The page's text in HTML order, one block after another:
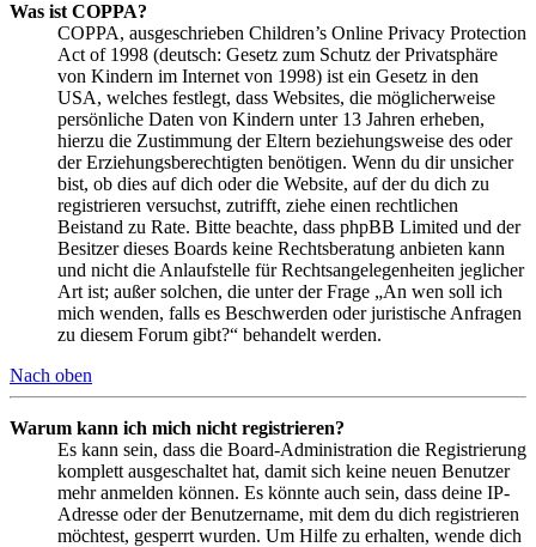
Was ist COPPA?
COPPA, ausgeschrieben Children’s Online Privacy Protection
Act of 1998 (deutsch: Gesetz zum Schutz der Privatsphäre
von Kindern im Internet von 1998) ist ein Gesetz in den
USA, welches festlegt, dass Websites, die möglicherweise
persönliche Daten von Kindern unter 13 Jahren erheben,
hierzu die Zustimmung der Eltern beziehungsweise des oder
der Erziehungsberechtigten benötigen. Wenn du dir unsicher
bist, ob dies auf dich oder die Website, auf der du dich zu
registrieren versuchst, zutrifft, ziehe einen rechtlichen
Beistand zu Rate. Bitte beachte, dass phpBB Limited und der
Besitzer dieses Boards keine Rechtsberatung anbieten kann
und nicht die Anlaufstelle für Rechtsangelegenheiten jeglicher
Art ist; außer solchen, die unter der Frage „An wen soll ich
mich wenden, falls es Beschwerden oder juristische Anfragen
zu diesem Forum gibt?“ behandelt werden.
Nach oben
Warum kann ich mich nicht registrieren?
Es kann sein, dass die Board-Administration die Registrierung
komplett ausgeschaltet hat, damit sich keine neuen Benutzer
mehr anmelden können. Es könnte auch sein, dass deine IP-
Adresse oder der Benutzername, mit dem du dich registrieren
möchtest, gesperrt wurden. Um Hilfe zu erhalten, wende dich